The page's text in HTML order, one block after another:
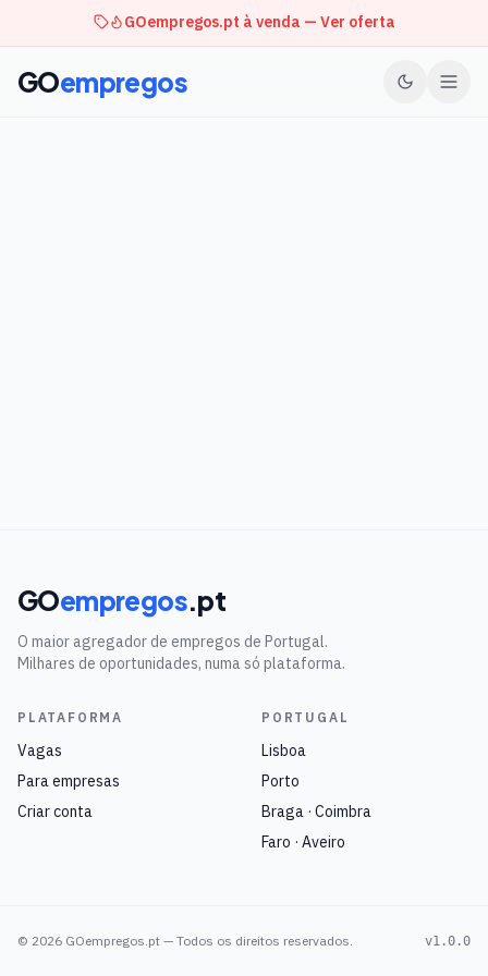
GOempregos.pt à venda — Ver oferta
GOempregos
GOempregos.pt
O maior agregador de empregos de Portugal.
Milhares de oportunidades, numa só plataforma.
PLATAFORMA
Vagas
Para empresas
Criar conta
PORTUGAL
Lisboa
Porto
Braga · Coimbra
Faro · Aveiro
© 2026 GOempregos.pt — Todos os direitos reservados. v1.0.0